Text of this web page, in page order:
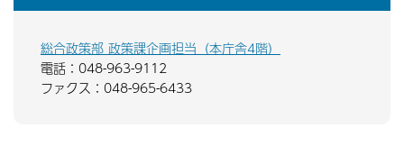
総合政策部 政策課企画担当（本庁舎4階）
電話：048-963-9112
ファクス：048-965-6433